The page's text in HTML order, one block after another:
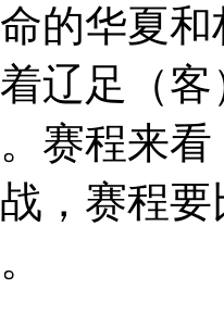
的华夏
辽足（
赛程来
，赛程